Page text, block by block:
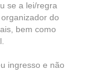
se a lei/regra
do
bem como
ingresso e não